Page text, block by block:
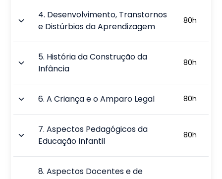
4. Desenvolvimento, Transtornos
e Distúrbios da Aprendizagem
80h
5. História da Construção da
Infância
80h
6.A Criança e o Amparo Legal 80h
7.Aspectos Pedagógicos da
Educação Infantil
80h
8.Aspectos Docentes e de